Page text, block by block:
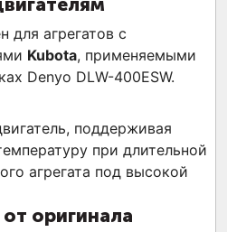
для агрегатов с
Kubota, применяемыми
Denyo DLW-400ESW.
поддерживая
при длительной
агрегата под высокой
оригинала